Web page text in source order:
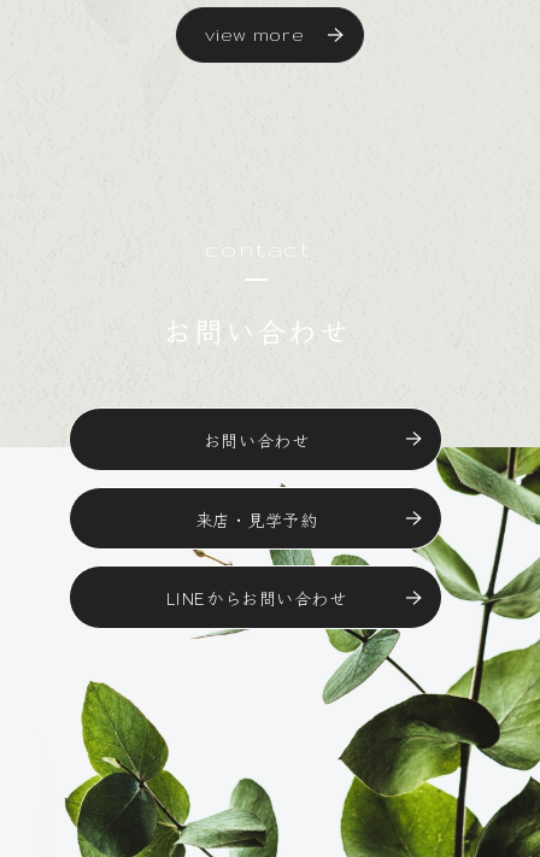
view more
contact
お問い合わせ
お問い合わせ
来店・見学予約
LINEからお問い合わせ